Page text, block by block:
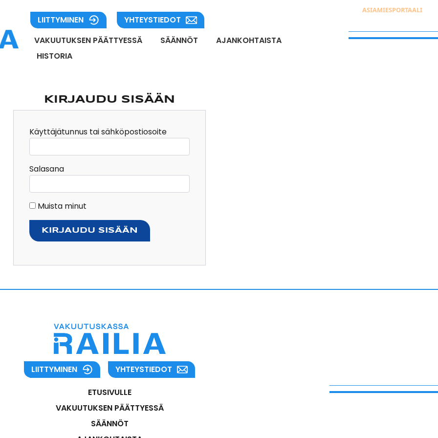
ASIAMIESPORTAALI
LIITTYMINEN
YHTEYSTIEDOT
VAKUUTUKSEN PÄÄTTYESSÄ
SÄÄNNÖT
AJANKOHTAISTA
HISTORIA
KIRJAUDU SISÄÄN
Käyttäjätunnus tai sähköpostiosoite
Salasana
Muista minut
LIITTYMINEN YHTEYSTIEDOT
ETUSIVULLE
VAKUUTUKSEN PÄÄTTYESSÄ
SÄÄNNÖT